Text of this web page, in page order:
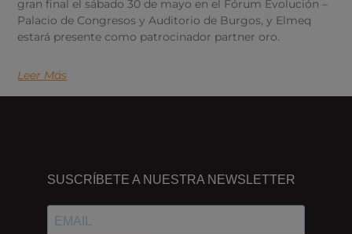
gran final el sábado 30 de mayo en el Fórum Evolución –
Palacio de Congresos y Auditorio de Burgos, y Elmeq
estará presente como patrocinador partner oro.
Leer Más
ESTAMOS
SUSCRÍBETE A NUESTRA NEWSLETTER